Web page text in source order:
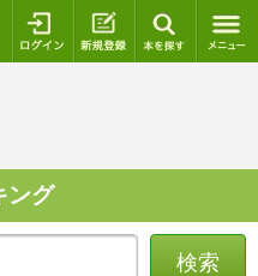
ログイン 新規登録
ング
検索